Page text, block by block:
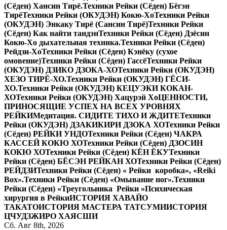
(Сёден) Хансин Тирё.Техники Рейки (Сёден) Бёгэн
ТирёТехники Рейки (ОКУДЭН) Кокю-ХоТехники Рейки
(ОКУДЭН) Энкаку Тирё (Сансин Тирё)Техники Рейки
(Сёден) Как найти тандэнТехники Рейки (Сёден) Дзёсин
Кокю-Хо дыхательная техника.Техники Рейки (Сёден)
Рейдзи-ХоТехники Рейки (Сёден) Кэнёку (сухое
омовение)Техники Рейки (Сёден) ГассёТехники Рейки
(ОКУДЭН) ДЗИКО ДЗОКА-ХОТехники Рейки (ОКУДЭН)
ХЕЗО ТИРЁ-ХО.Техники Рейки (ОКУДЭН) ГЁСИ-
ХО.Техники Рейки (ОКУДЭН) КЕЦУЭКИ КОКАН-
ХОТехники Рейки (ОКУДЭН) Хацурэй ХоЦЕННОСТИ,
ПРИНОСЯЩИЕ УСПЕХ НА ВСЕХ УРОВНЯХ
РЕЙКИМедитация. СИДИТЕ ТИХО И ЖДИТЕТехники
Рейки (ОКУДЭН) ДЗАКИКИРИ ДЗОКА ХОТехники Рейки
(Сёден) РЕЙКИ УНДОТехники Рейки (Сёден) ЧАКРА
КАССЕЙ КОКЮ ХОТехники Рейки (Сёден) ДЗОСИН
КОКЮ ХОТехники Рейки (Сёден) КЁН ЁКУТехники
Рейки (Сёден) БЁСЭН РЕЙКАН ХОТехники Рейки (Сёден)
РЕЙДЗИТехники Рейки (Сёден) « Рейки коробка», «Reiki
Вox».Техники Рейки (Сёден) «Омывание ног».Техники
Рейки (Сёден) «Треугольника Рейки »Психическая
хирургия в РейкиИСТОРИЯ ХАВАЙО
ТАКАТОИСТОРИЯ МАСТЕРА ТАТСУМИИСТОРИЯ
ЦЧУДЗЖИРО ХАЯСШИ
Сб. Авг 8th, 2026